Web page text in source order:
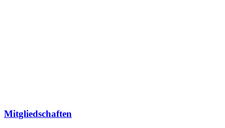
Mitgliedschaften